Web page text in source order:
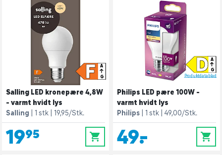
A
G
F
Salling LED kronepære 4,8W
- varmt hvidt lys
Salling
1 stk 19,95/Stk.
19,95 0
A
G
D
Produktdatablad
Philips LED pære 100W -
varmt hvidt lys
Philips
1 stk 49,00/Stk.
49,- 0